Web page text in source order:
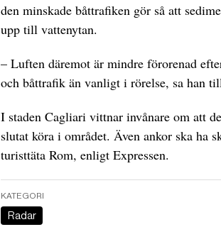
den minskade båttrafiken gör så att
upp till vattenytan.
– Luften däremot är mindre förorenad
och båttrafik än vanligt i rörelse, sa han
I staden Cagliari vittnar invånare om att
slutat köra i området. Även ankor ska ha
turisttäta Rom, enligt Expressen.
KATEGORI
Radar